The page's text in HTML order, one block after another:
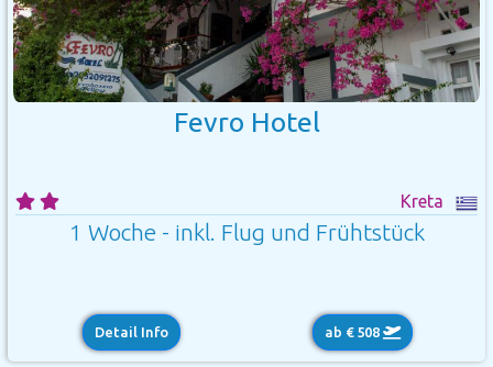
Fevro Hotel
Kreta
1 Woche - inkl. Flug und Frühtstück
Detail Info ab € 508